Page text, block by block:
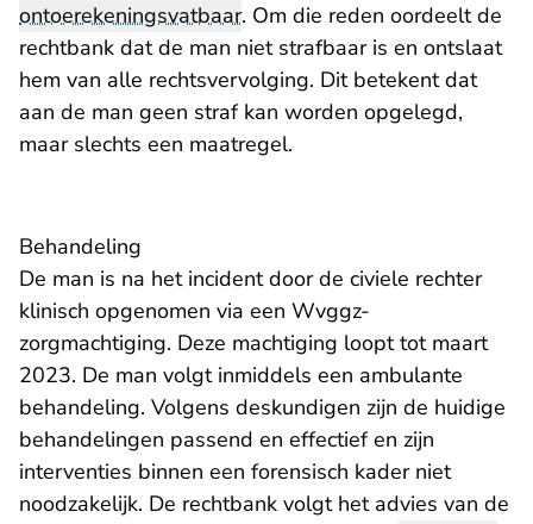
ontoerekeningsvatbaar. Om die reden oordeelt de
rechtbank dat de man niet strafbaar is en ontslaat
hem van alle rechtsvervolging. Dit betekent dat
aan de man geen straf kan worden opgelegd,
maar slechts een maatregel.
Behandeling
De man is na het incident door de civiele rechter
klinisch opgenomen via een Wvggz-
zorgmachtiging. Deze machtiging loopt tot maart
2023. De man volgt inmiddels een ambulante
behandeling. Volgens deskundigen zijn de huidige
behandelingen passend en effectief en zijn
interventies binnen een forensisch kader niet
noodzakelijk. De rechtbank volgt het advies van de